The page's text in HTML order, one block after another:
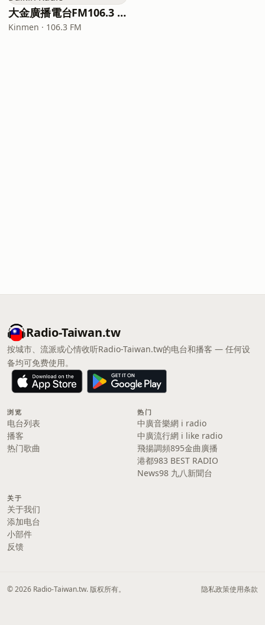
大金廣播電台FM106.3 - Daikin Radio
Kinmen · 106.3 FM
Radio-Taiwan.tw
按城市、流派或心情收听Radio-Taiwan.tw的电台和播客 — 任何设
备均可免费使用。
浏览
电台列表
播客
热门歌曲
热门
中廣音樂網 i radio
中廣流行網 i like radio
飛揚調頻895金曲廣播
港都983 BEST RADIO
News98 九八新聞台
关于
关于我们
添加电台
小部件
反馈
© 2026 Radio-Taiwan.tw. 版权所有。 隐私政策使用条款